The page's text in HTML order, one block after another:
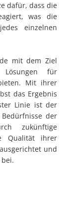
dafür, dass die
was die
einzelnen
mit dem Ziel
Lösungen für
Mit ihrer
das Ergebnis
Linie ist der
der
zukünftige
Qualität ihrer
und
bei.